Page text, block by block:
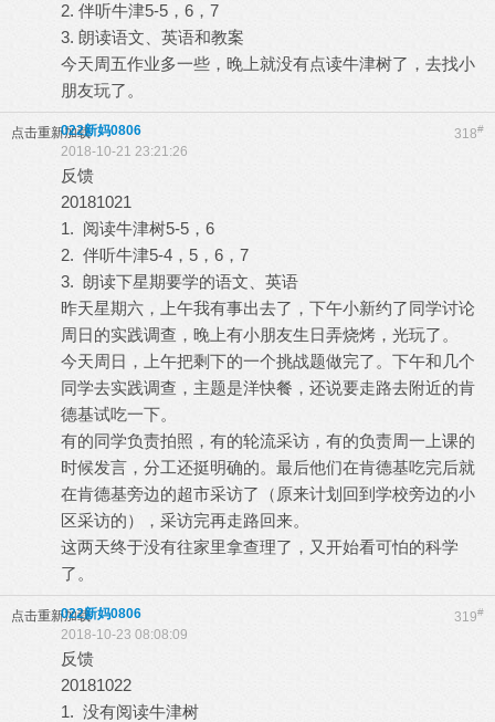
2. 伴听牛津5-5，6，7
3. 朗读语文、英语和教案
今天周五作业多一些，晚上就没有点读牛津树了，去找小
朋友玩了。
点击重新加载 318#
022新妈0806
2018-10-21 23:21:26
反馈
20181021
1. 阅读牛津树5-5，6
2. 伴听牛津5-4，5，6，7
3. 朗读下星期要学的语文、英语
昨天星期六，上午我有事出去了，下午小新约了同学讨论
周日的实践调查，晚上有小朋友生日弄烧烤，光玩了。
今天周日，上午把剩下的一个挑战题做完了。下午和几个
同学去实践调查，主题是洋快餐，还说要走路去附近的肯
德基试吃一下。
有的同学负责拍照，有的轮流采访，有的负责周一上课的
时候发言，分工还挺明确的。最后他们在肯德基吃完后就
在肯德基旁边的超市采访了（原来计划回到学校旁边的小
区采访的），采访完再走路回来。
这两天终于没有往家里拿查理了，又开始看可怕的科学
了。
点击重新加载 319#
022新妈0806
2018-10-23 08:08:09
反馈
20181022
1. 没有阅读牛津树